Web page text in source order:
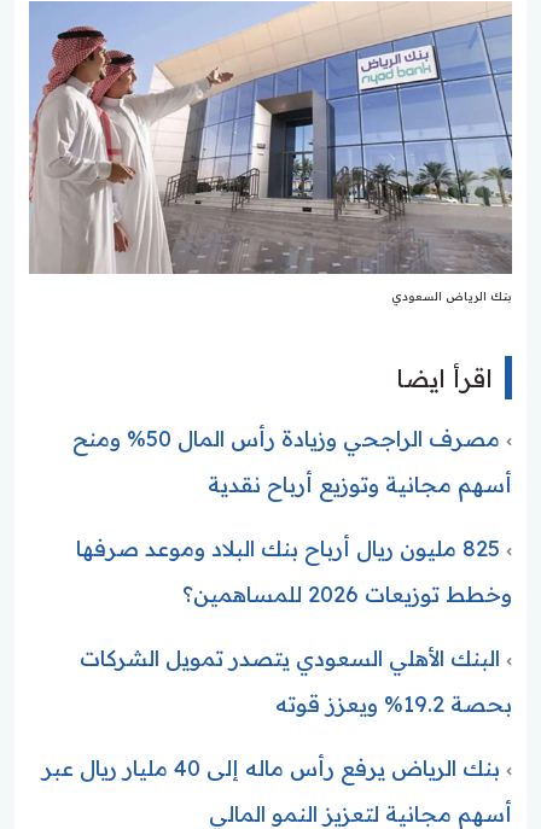
بنك الرياض السعودي
اقرأ ايضا
مصرف الراجحي وزيادة رأس المال 50% ومنح
أسهم مجانية وتوزيع أرباح نقدية
825 مليون ريال أرباح بنك البلاد وموعد صرفها
وخطط توزيعات 2026 للمساهمين؟
البنك الأهلي السعودي يتصدر تمويل الشركات
بحصة 19.2% ويعزز قوته
بنك الرياض يرفع رأس ماله إلى 40 مليار ريال عبر
أسهم مجانية لتعزيز النمو المالي